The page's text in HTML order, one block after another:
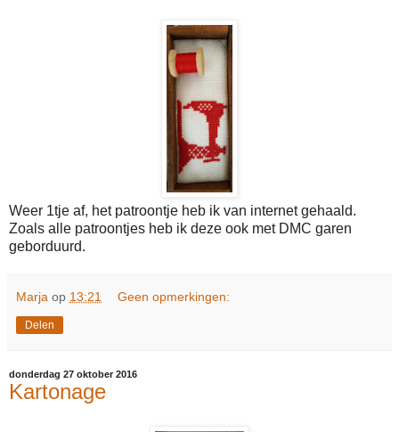
Weer 1tje af, het patroontje heb ik van internet gehaald.
Zoals alle patroontjes heb ik deze ook met DMC garen
geborduurd.
Marja op 13:21 Geen opmerkingen:
Delen
donderdag 27 oktober 2016
Kartonage